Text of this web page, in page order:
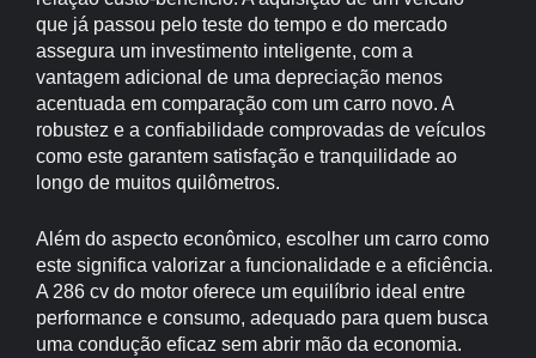
que já passou pelo teste do tempo e do mercado
assegura um investimento inteligente, com a
vantagem adicional de uma depreciação menos
acentuada em comparação com um carro novo. A
robustez e a confiabilidade comprovadas de veículos
como este garantem satisfação e tranquilidade ao
longo de muitos quilômetros.
Além do aspecto econômico, escolher um carro como
este significa valorizar a funcionalidade e a eficiência.
A 286 cv do motor oferece um equilíbrio ideal entre
performance e consumo, adequado para quem busca
uma condução eficaz sem abrir mão da economia.